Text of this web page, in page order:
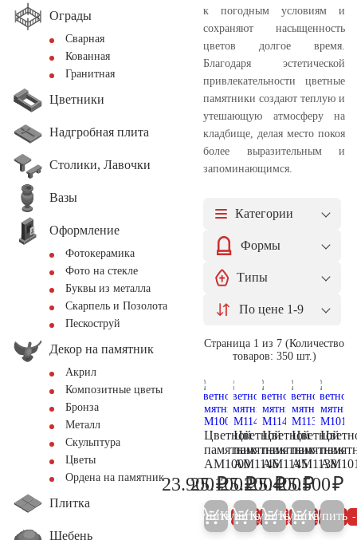
Ограды
Сварная
Кованная
Гранитная
Цветники
Надгробная плита
Столики, Лавочки
Вазы
Оформление
Фотокерамика
Фото на стекле
Буквы из металла
Скарпель и Позолота
Пескоструй
Декор на памятник
Акрил
Композитные цветы
Бронза
Металл
Скульптура
Цветы
Ордена на памятник
Плитка
Щебень
к погодным условиям и
сохраняют насыщенность
цветов долгое время.
Благодаря эстетической
привлекательности цветные
памятники создают теплую и
утешающую атмосферу на
кладбище, делая место покоя
более выразительным и
запоминающимся.
Категории
Формы
Типы
По цене 1-9
Страница 1 из 7 (Количество
товаров: 350 шт.)
Цветной
памятник
AM1000
25.200
23.900₽
Купить 5%
Цветной
памятник
AM1146
26.400
25.100₽
Купить 5%
Цветной
памятник
AM1145
26.500
25.200₽
Купить 5%
Цветной
памятник
AM1138
26.700
25.400₽
Купить 5%
25.500₽
Купить